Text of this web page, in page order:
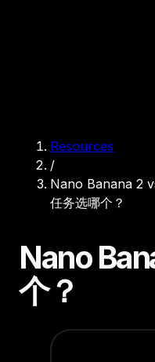
Resources
/
Nano Banana 2
任务选哪个？
Nano
个？